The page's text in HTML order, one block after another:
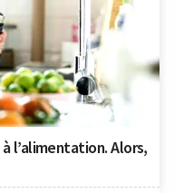
l’alimentation. Alors,